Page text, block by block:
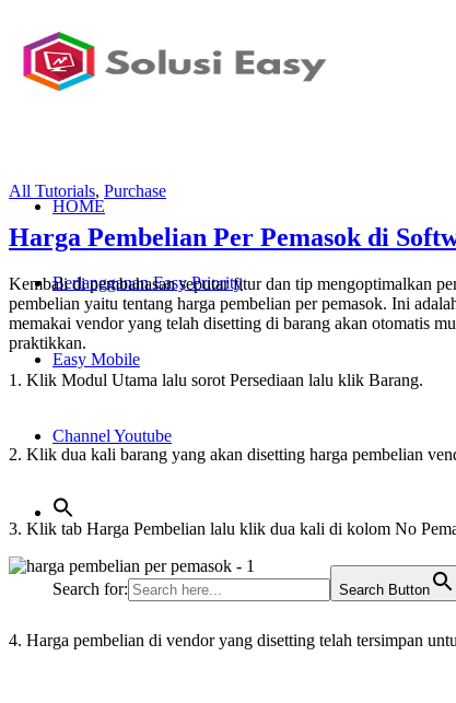
HOME
Berlangganan Easy Priority
Easy Mobile
Channel Youtube
Search for: Search Button
All Tutorials, Purchase
Harga Pembelian Per Pemasok di
Kembali di pembahasan seputar fitur dan tip mengoptimalkan
pembelian yaitu tentang harga pembelian per pemasok. Ini
memakai vendor yang telah disetting di barang akan otomatis
praktikkan.
1. Klik Modul Utama lalu sorot Persediaan lalu klik Barang.
2. Klik dua kali barang yang akan disetting harga pembelian
3. Klik tab Harga Pembelian lalu klik dua kali di kolom No
4. Harga pembelian di vendor yang disetting telah tersimpan